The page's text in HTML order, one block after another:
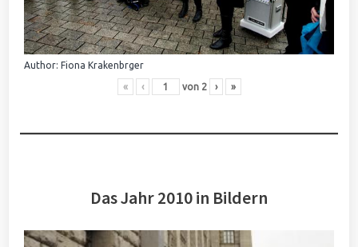
Author: Fiona Krakenbrger
« ‹ von 2 › »
Das Jahr 2010 in Bildern